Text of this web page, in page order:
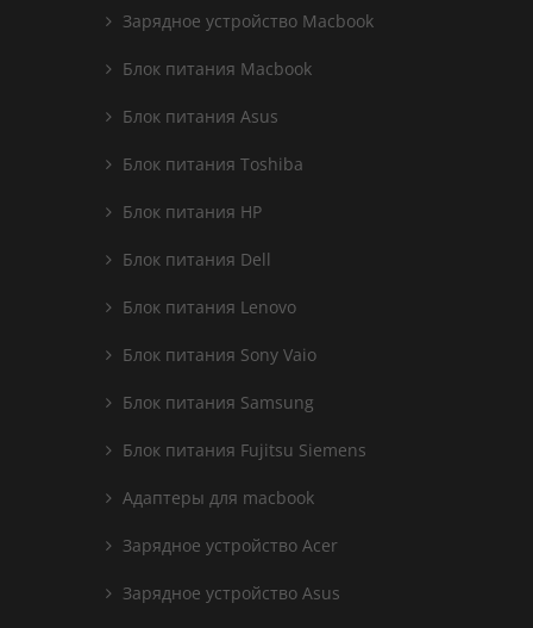
Зарядное устройство Macbook
Блок питания Macbook
Блок питания Asus
Блок питания Toshiba
Блок питания HP
Блок питания Dell
Блок питания Lenovo
Блок питания Sony Vaio
Блок питания Samsung
Блок питания Fujitsu Siemens
Адаптеры для macbook
Зарядное устройство Acer
Зарядное устройство Asus